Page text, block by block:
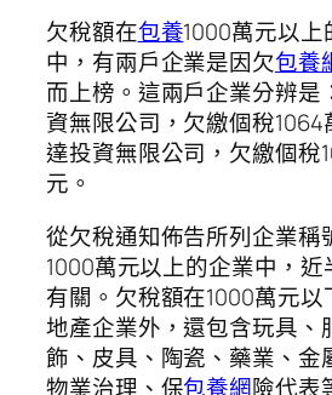
欠稅額在包養1000萬元以上
中，有兩戶企業是因欠包養
而上榜。這兩戶企業分辨是
資無限公司，欠繳個稅
達投資無限公司，欠繳個稅
元。
從欠稅通知佈告所列企業稱
1000萬元以上的企業中，
有關。欠稅額在1000萬元
地產企業外，還包含玩具、
飾、皮具、陶瓷、藥業、金
物業治理、保包養網險代表